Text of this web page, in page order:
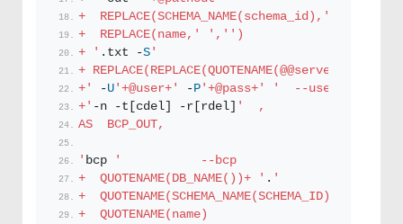
+  REPLACE(SCHEMA_NAME(schema_id),'
+  REPLACE(name,'
',' ')
+ ' .txt -S '
+ REPLACE(REPLACE(QUOTENAME(@@servername),'
+'
-U '+@user+' -P '+@pass+'
'  --username
+' -n -t[cdel] -r[rdel] '  ,
AS  BCP_OUT,
' bcp
'           --bcp
+  QUOTENAME(DB_NAME())+ ' . '
+  QUOTENAME(SCHEMA_NAME(SCHEMA_ID))+ '
+  QUOTENAME(name)